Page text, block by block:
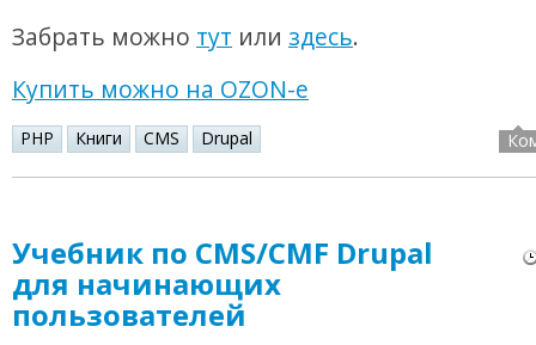
Забрать можно тут или здесь.
Купить можно на OZON-е
PHP Книги CMS Drupal
Учебник по CMS/CMF Drupal
для начинающих
пользователей